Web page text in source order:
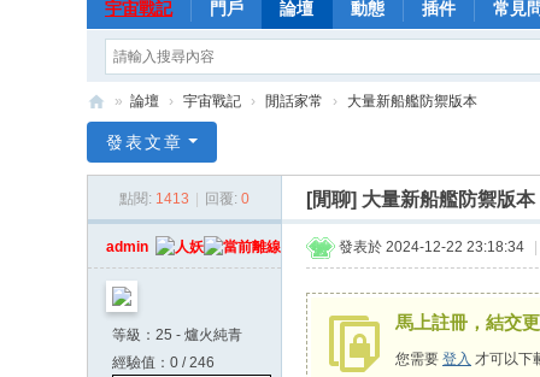
宇宙戰記 門戶 論壇 動態 插件 常見
y
» 論壇 › 宇宙戰記 › 閒話家常 › 大量新船艦防禦版本
發表文章
點閱: 1413 回覆: 0 [閒聊] 大量新船艦防禦版本
admin
等級：25 - 爐火純青
經驗值：0 / 246
發表於 2024-12-22 23:18:34
馬上註冊，結交
您需要 登入 才可以下